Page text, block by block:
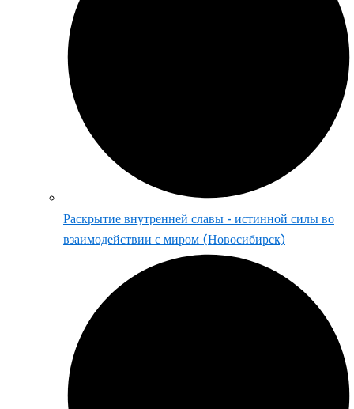
Раскрытие внутренней славы - истинной силы во
взаимодействии с миром (Новосибирск)